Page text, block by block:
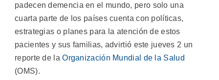
padecen demencia en el mundo, pero solo una
cuarta parte de los países cuenta con políticas,
estrategias o planes para la atención de estos
pacientes y sus familias, advirtió este jueves 2 un
reporte de laOrganización Mundial de la Salud
(OMS).